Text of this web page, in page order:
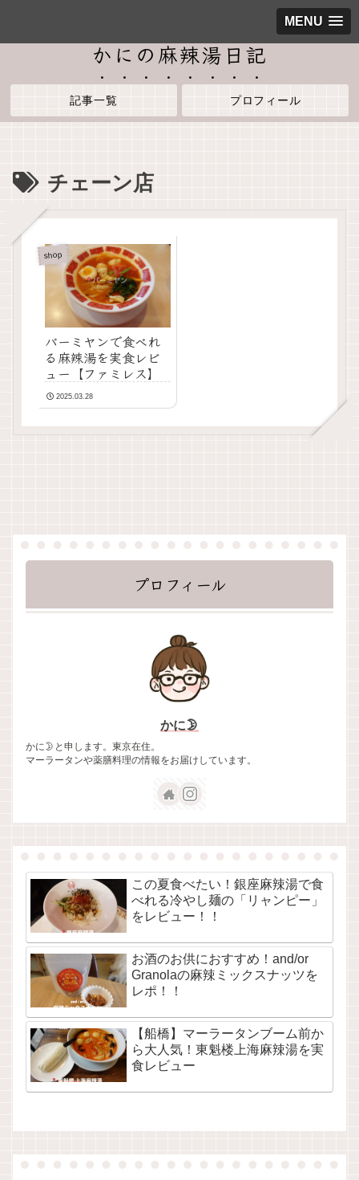
MENU
かにの麻辣湯日記
記事一覧 プロフィール
チェーン店
shop
バーミヤンで食べれ
る麻辣湯を実食レビ
ュー【ファミレス】
2025.03.28
プロフィール
かに🌛
かに🌛と申します。東京在住。
マーラータンや薬膳料理の情報をお届けしています。
この夏食べたい！銀座麻辣湯で食
べれる冷やし麺の「リャンピー」
をレビュー！！
お酒のお供におすすめ！and/or
Granolaの麻辣ミックスナッツを
レポ！！
【船橋】マーラータンブーム前か
ら大人気！東魁楼上海麻辣湯を実
食レビュー